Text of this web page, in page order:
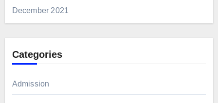
December 2021
Categories
Admission